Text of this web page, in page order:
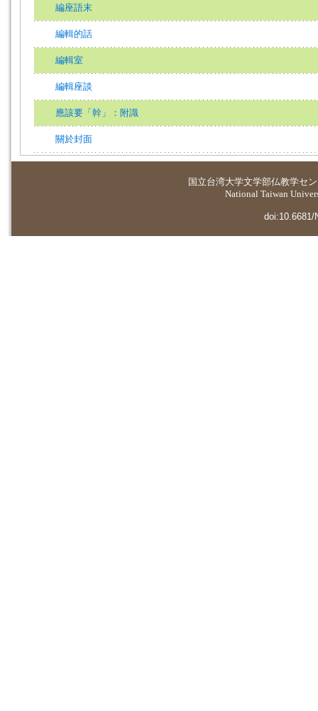
編座語末
編輯的話
編輯室
編輯座談
應該要「幹」：附識
關於封面
国立台湾大学文学部仏教学セ
National Taiwan
doi:10.6681/